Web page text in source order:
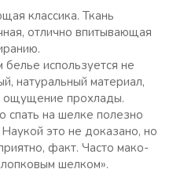
классика. Ткань
отлично впитывающая
используется не
натуральный материал,
прохлады.
спать на шелке полезно
это не доказано, но
факт. Часто мако-
шелком».